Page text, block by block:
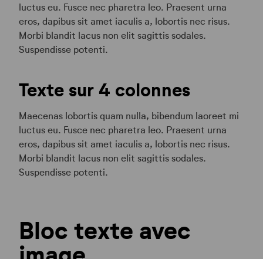
luctus eu. Fusce nec pharetra leo. Praesent urna
eros, dapibus sit amet iaculis a, lobortis nec risus.
Morbi blandit lacus non elit sagittis sodales.
Suspendisse potenti.
Texte sur 4 colonnes
Maecenas lobortis quam nulla, bibendum laoreet mi
luctus eu. Fusce nec pharetra leo. Praesent urna
eros, dapibus sit amet iaculis a, lobortis nec risus.
Morbi blandit lacus non elit sagittis sodales.
Suspendisse potenti.
Bloc texte avec